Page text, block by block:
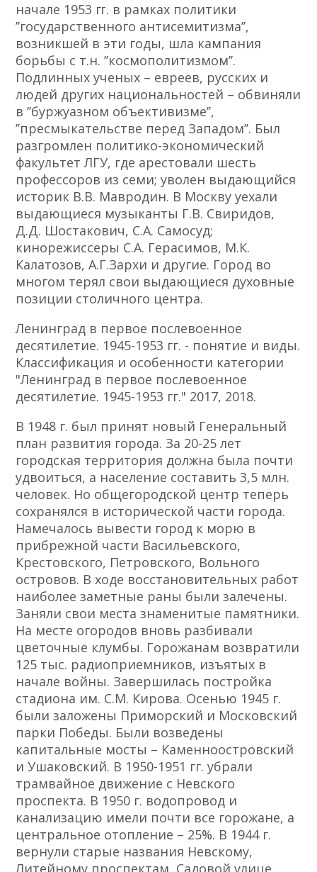
начале 1953 гᴦ. в рамках политики
ʼʼгосударственного антисемитизмаʼʼ,
возникшей в эти годы, шла кампания
борьбы с т.н. ʼʼкосмополитизмомʼʼ.
Подлинных ученых – евреев, русских и
людей других национальностей – обвиняли
в ʼʼбуржуазном объективизмеʼʼ,
ʼʼпресмыкательстве перед Западомʼʼ. Был
разгромлен политико-экономический
факультет ЛГУ, где арестовали шесть
профессоров из семи; уволен выдающийся
историк В.В. Мавродин. В Москву уехали
выдающиеся музыканты Г.В. Свиридов,
Д.Д. Шостакович, С.А. Самосуд;
кинорежиссеры С.А. Герасимов, М.К.
Калатозов, А.Г.Зархи и другие. Город во
многом терял свои выдающиеся духовные
позиции столичного центра.
Ленинград в первое послевоенное
десятилетие. 1945-1953 гг. - понятие и виды.
Классификация и особенности категории
"Ленинград в первое послевоенное
десятилетие. 1945-1953 гг." 2017, 2018.
В 1948 г. был принят новый Генеральный
план развития города. За 20-25 лет
городская территория должна была почти
удвоиться, а население составить 3,5 млн.
человек. Но общегородской центр теперь
сохранялся в исторической части города.
Намечалось вывести город к морю в
прибрежной части Васильевского,
Крестовского, Петровского, Вольного
островов. В ходе восстановительных работ
наиболее заметные раны были залечены.
Заняли свои места знаменитые памятники.
На месте огородов вновь разбивали
цветочные клумбы. Горожанам возвратили
125 тыс. радиоприемников, изъятых в
начале войны. Завершилась постройка
стадиона им. С.М. Кирова. Осенью 1945 г.
были заложены Приморский и Московский
парки Победы. Были возведены
капитальные мосты – Каменноостровский
и Ушаковский. В 1950-1951 гг. убрали
трамвайное движение с Невского
проспекта. В 1950 г. водопровод и
канализацию имели почти все горожане, а
центральное отопление – 25%. В 1944 г.
вернули старые названия Невскому,
Литейному проспектам, Садовой улице,